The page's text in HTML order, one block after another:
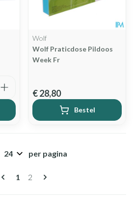
Wolf
Wolf Praticdose Pildoos
Week Fr
€ 28,80
Bestel
Pagina's
U lees momenteel pagina
1 Pagina
2
per pagina